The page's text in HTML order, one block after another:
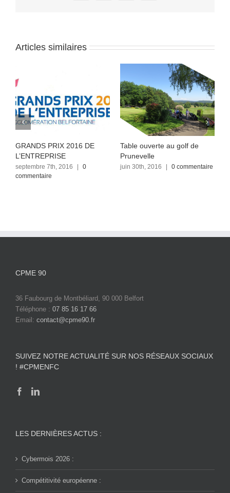
Articles similaires
GRANDS PRIX 2016 DE
L’ENTREPRISE
septembre 7th, 2016
0
commentaire
Table ouverte au golf de
Prunevelle
juin 30th, 2016 0 commentaire
CPME 90
36 Faubourg de Montbéliard, 90 000 Belfort
Téléphone : 07 85 16 17 66
Email: contact@cpme90.fr
SUIVEZ NOTRE ACTUALITÉ SUR NOS RÉSEAUX SOCIAUX
! #CPMENFC
LES DERNIÈRES ACTUS :
Cybermois 2026 :
Compétitivité européenne :